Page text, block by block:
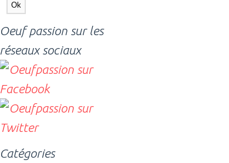
Oeuf passion sur les
réseaux sociaux
Catégories